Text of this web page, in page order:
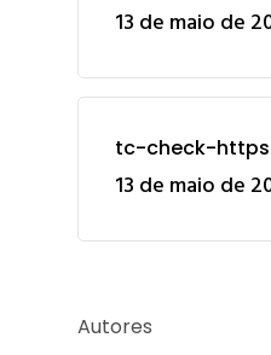
13 de maio de
tc-check-
13 de maio de
Autores